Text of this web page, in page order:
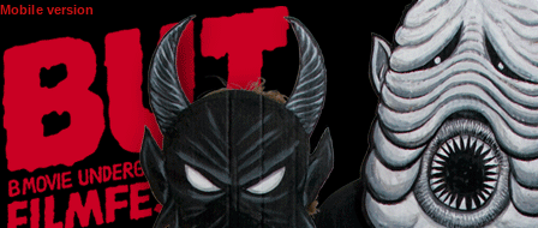
Skip to main content
Mobile version